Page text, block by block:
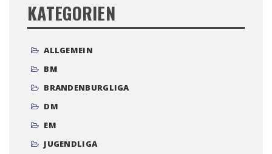
KATEGORIEN
ALLGEMEIN
BM
BRANDENBURGLIGA
DM
EM
JUGENDLIGA